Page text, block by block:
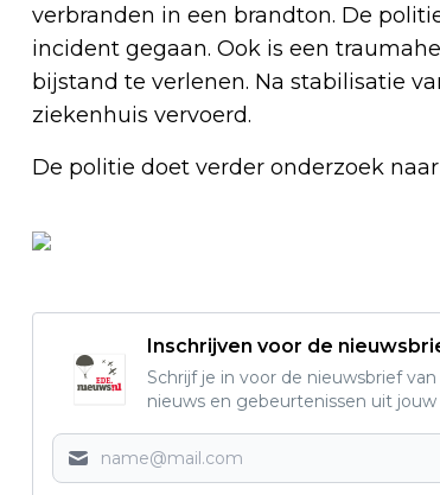
verbranden in een brandton. De
incident gegaan. Ook is een
bijstand te verlenen. Na stabilisatie
ziekenhuis vervoerd.
De politie doet verder onderzoek
Inschrijven voor de
Schrijf je in voor de nieuwsbrief
nieuws en gebeurtenissen uit jouw